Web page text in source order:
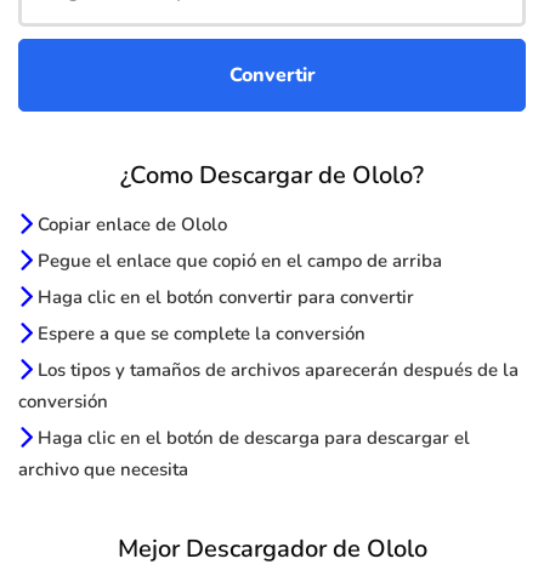
¿Como Descargar de Ololo?
Copiar enlace de Ololo
Pegue el enlace que copió en el campo de arriba
Haga clic en el botón convertir para convertir
Espere a que se complete la conversión
Los tipos y tamaños de archivos aparecerán después de la
conversión
Haga clic en el botón de descarga para descargar el
archivo que necesita
Mejor Descargador de Ololo